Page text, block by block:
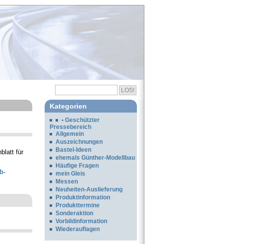
für
Kategorien
• Geschützter
Pressebereich
Allgemein
Auszeichnungen
Bastel-Ideen
ehemals Günther-Modellbau
Häufige Fragen
mein Gleis
Messen
Neuheiten-Auslieferung
Produktinformation
Produkttermine
Sonderaktion
Vorbildinformation
Wiederauflagen